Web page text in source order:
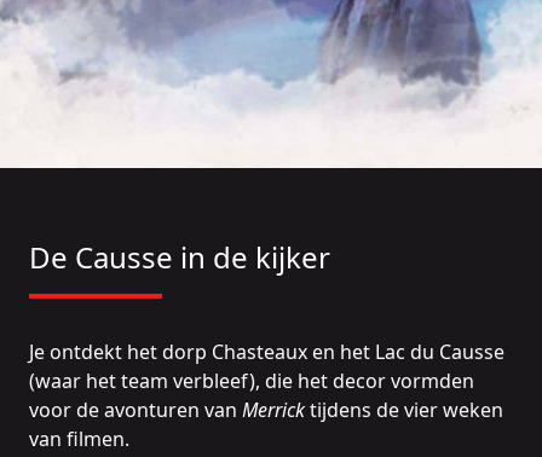
De Causse in de kijker
Je ontdekt het dorp Chasteaux en het Lac du Causse
(waar het team verbleef), die het decor vormden
voor de avonturen van Merricktijdens de vier weken
van filmen.